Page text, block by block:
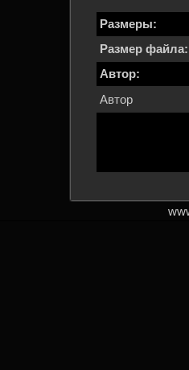
Размеры:
Размер файла:
Автор:
Автор